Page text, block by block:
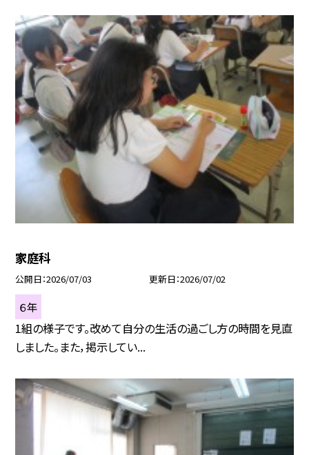
家庭科
公開日 2026/07/03 更新日 2026/07/02
６年
1組の様子です。改めて自分の生活の過ごし方の時間を見直
しました。また，掲示してい...